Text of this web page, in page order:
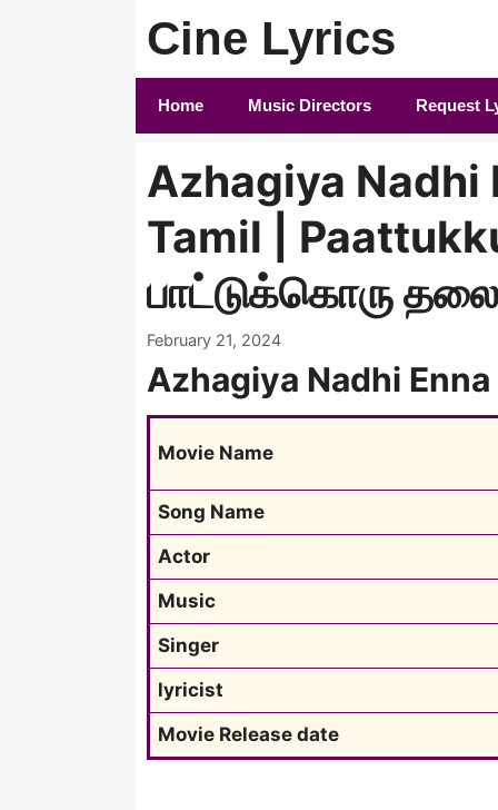
Cine Lyrics
Home Music Directors Request
Azhagiya Nadhi
Tamil |
பாட்டுக்கொரு
February 21, 2024
Azhagiya Nadhi
Movie Name
Song Name
Actor
Music
Singer
lyricist
Movie Release date